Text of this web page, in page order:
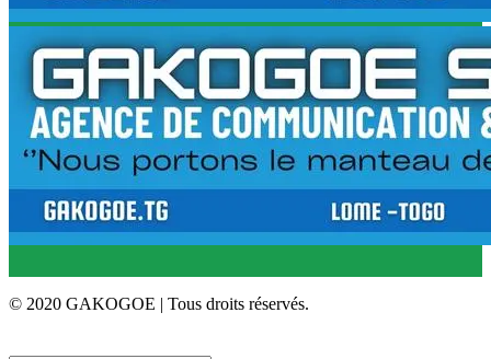
© 2020 GAKOGOE | Tous droits réservés.